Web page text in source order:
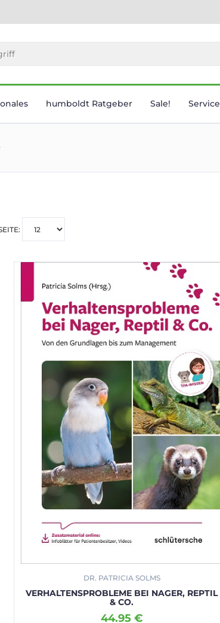
humboldt Ratgeber Sale! Service
DR. PATRICIA SOLMS
VERHALTENSPROBLEME BEI NAGER, REPTIL
& CO.
44.95 €